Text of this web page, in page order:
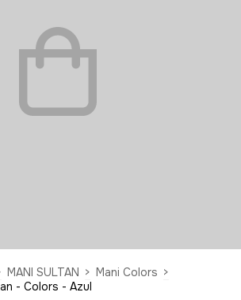
MANI SULTAN > Mani Colors >
- Colors - Azul